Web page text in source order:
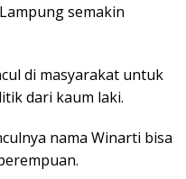
semakin
di masyarakat untuk
dari kaum laki.
nama Winarti bisa